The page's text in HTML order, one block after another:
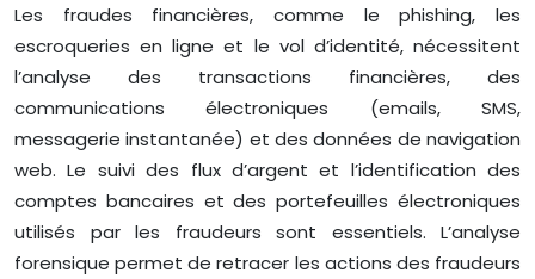
Les fraudes financières, comme le phishing, les
escroqueries en ligne et le vol d’identité, nécessitent
l’analyse des transactions financières, des
communications électroniques (emails, SMS,
messagerie instantanée) et des données de navigation
web. Le suivi des flux d’argent et l’identification des
comptes bancaires et des portefeuilles électroniques
utilisés par les fraudeurs sont essentiels. L’analyse
forensique permet de retracer les actions des fraudeurs